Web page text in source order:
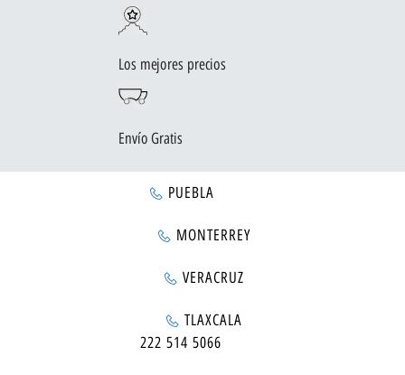
Los mejores precios
Envío Gratis
PUEBLA
MONTERREY
VERACRUZ
TLAXCALA
222 514 5066